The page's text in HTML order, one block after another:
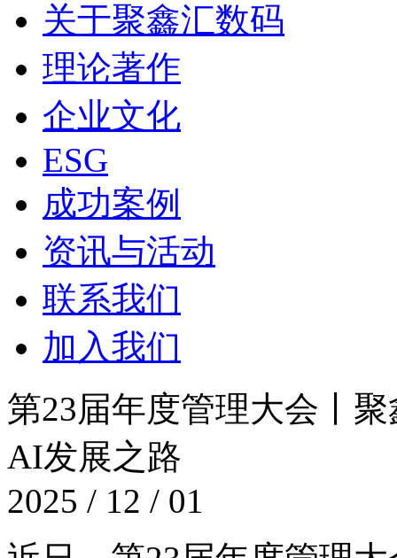
关于聚鑫汇数码
理论著作
企业文化
ESG
成功案例
资讯与活动
联系我们
加入我们
第23届年度管理大会丨聚
AI发展之路
2025 / 12 / 01